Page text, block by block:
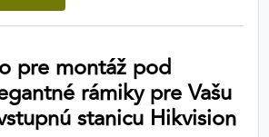
pre montáž pod
rámiky pre Vašu
stanicu Hikvision
našich stránok.
Google